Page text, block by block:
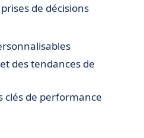
de décisions
des tendances de
clés de performance